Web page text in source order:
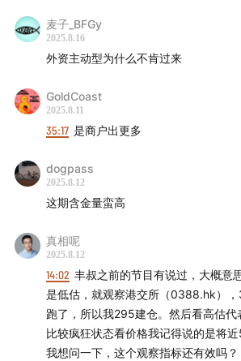
55:00
今年接下来A股市场的变化，一
能继续增加权益类资产的配置，另一方
资、消费的信心能否增强。
57:20 预计下半年港股市场的资金增量
这与AH股溢价这一“洼地”可能会被逐
些变量影响外资流入的速度与规模。
1:00:42今年接下来，还会出现什么
吗？
1:02:45 今年10月份有哪些值得关注的
1:07:08美联储降息对中国的影响主要
一、从历史经验来看，美国进入降息周
流出美国。二、降息会缓解中美息差的
资产结构，鼓励并购重组和产业升级
现。
✨如果中美两国元首会面并签署贸易协
响？
对于资本市场而言，这将消除最大的不
成本和税费支出。同时，对中美两国而
战带来的紧张关系，确定外贸风险和影
积极信号。
✨美联储降息对中美两国经济有何影响？
有利于制造业复苏，但历史上每次降
美国，这对中国而言意味着息差压力
此外，全球流动性释放有助于缓解各国
国外贸和国际关系产生积极影响。
麦子_BFGy
2025.8.16
外资主动型为什么不肯过来
GoldCoast
2025.8.11
35:17 是商户出更多
dogpass
2025.8.12
这期含金量蛮高
真相呢
2025.8.12
14:02 丰叔之前的节目有说过，大概意
是低估，就观察港交所（0388.hk）
跑了，所以我295建仓。然后看高估代
比较疯狂状态看价格我记得说的是将近
我想问一下，这个观察指标还有效吗？